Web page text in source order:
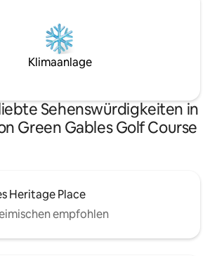
Klimaanlage
Sehenswürdigkeiten in
Green Gables Golf Course
Heritage Place
empfohlen